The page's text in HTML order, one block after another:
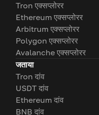
Tron एक्सप्लोरर
Ethereum एक्सप्लोरर
Arbitrum एक्सप्लोरर
Polygon एक्सप्लोरर
Avalanche एक्सप्लोरर
जताया
Tron दांव
USDT दांव
Ethereum दांव
BNB दांव